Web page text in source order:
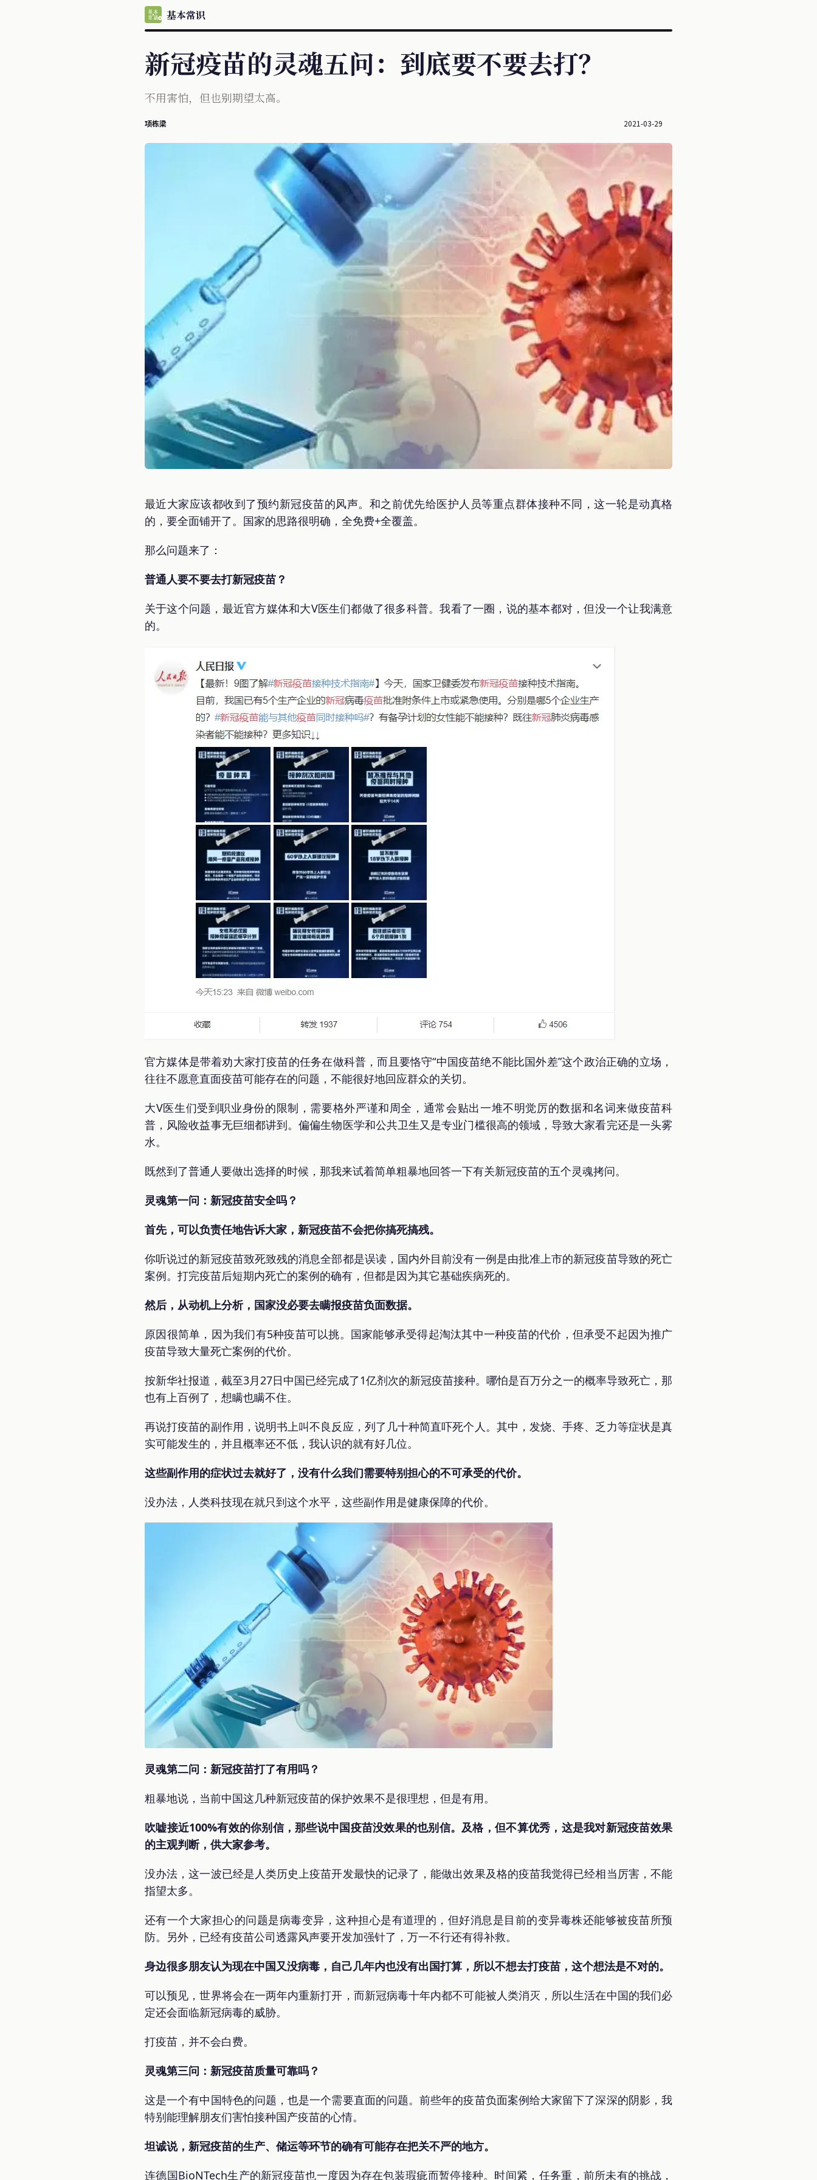
基本常识
新冠疫苗的灵魂五问：到底要不要去打？
不用害怕，但也别期望太高。
项栋梁 2021-03-29
最近大家应该都收到了预约新冠疫苗的风声。和之前优先给医护人员等重点群体接种不同，这一轮是动真格
的，要全面铺开了。国家的思路很明确，全免费+全覆盖。
那么问题来了：
普通人要不要去打新冠疫苗？
关于这个问题，最近官方媒体和大V医生们都做了很多科普。我看了一圈，说的基本都对，但没一个让我满意
的。
官方媒体是带着劝大家打疫苗的任务在做科普，而且要恪守“中国疫苗绝不能比国外差”这个政治正确的立场，
往往不愿意直面疫苗可能存在的问题，不能很好地回应群众的关切。
大V医生们受到职业身份的限制，需要格外严谨和周全，通常会贴出一堆不明觉厉的数据和名词来做疫苗科
普，风险收益事无巨细都讲到。偏偏生物医学和公共卫生又是专业门槛很高的领域，导致大家看完还是一头雾
水。
既然到了普通人要做出选择的时候，那我来试着简单粗暴地回答一下有关新冠疫苗的五个灵魂拷问。
灵魂第一问：新冠疫苗安全吗？
首先，可以负责任地告诉大家，新冠疫苗不会把你搞死搞残。
你听说过的新冠疫苗致死致残的消息全部都是误读，国内外目前没有一例是由批准上市的新冠疫苗导致的死亡
案例。打完疫苗后短期内死亡的案例的确有，但都是因为其它基础疾病死的。
然后，从动机上分析，国家没必要去瞒报疫苗负面数据。
原因很简单，因为我们有5种疫苗可以挑。国家能够承受得起淘汰其中一种疫苗的代价，但承受不起因为推广
疫苗导致大量死亡案例的代价。
按新华社报道，截至3月27日中国已经完成了1亿剂次的新冠疫苗接种。哪怕是百万分之一的概率导致死亡，那
也有上百例了，想瞒也瞒不住。
再说打疫苗的副作用，说明书上叫不良反应，列了几十种简直吓死个人。其中，发烧、手疼、乏力等症状是真
实可能发生的，并且概率还不低，我认识的就有好几位。
这些副作用的症状过去就好了，没有什么我们需要特别担心的不可承受的代价。
没办法，人类科技现在就只到这个水平，这些副作用是健康保障的代价。
灵魂第二问：新冠疫苗打了有用吗？
粗暴地说，当前中国这几种新冠疫苗的保护效果不是很理想，但是有用。
吹嘘接近100%有效的你别信，那些说中国疫苗没效果的也别信。及格，但不算优秀，这是我对新冠疫苗效果
的主观判断，供大家参考。
没办法，这一波已经是人类历史上疫苗开发最快的记录了，能做出效果及格的疫苗我觉得已经相当厉害，不能
指望太多。
还有一个大家担心的问题是病毒变异，这种担心是有道理的，但好消息是目前的变异毒株还能够被疫苗所预
防。另外，已经有疫苗公司透露风声要开发加强针了，万一不行还有得补救。
身边很多朋友认为现在中国又没病毒，自己几年内也没有出国打算，所以不想去打疫苗，这个想法是不对的。
可以预见，世界将会在一两年内重新打开，而新冠病毒十年内都不可能被人类消灭，所以生活在中国的我们必
定还会面临新冠病毒的威胁。
打疫苗，并不会白费。
灵魂第三问：新冠疫苗质量可靠吗？
这是一个有中国特色的问题，也是一个需要直面的问题。前些年的疫苗负面案例给大家留下了深深的阴影，我
特别能理解朋友们害怕接种国产疫苗的心情。
坦诚说，新冠疫苗的生产、储运等环节的确有可能存在把关不严的地方。
连德国BioNTech生产的新冠疫苗也一度因为存在包装瑕疵而暂停接种。时间紧，任务重，前所未有的挑战，